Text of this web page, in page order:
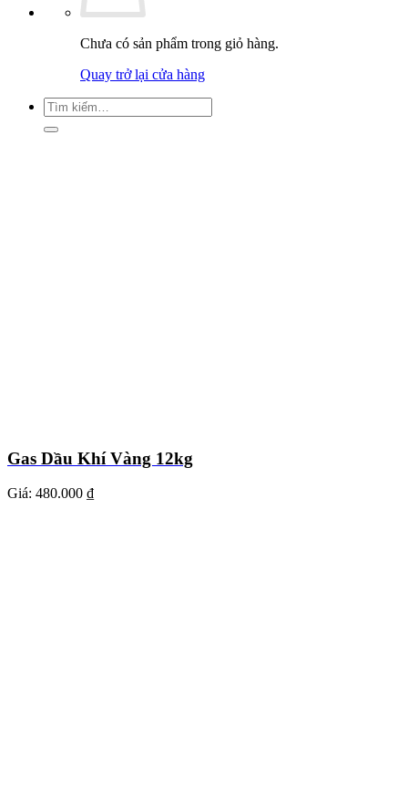
Chưa có sản phẩm trong giỏ hàng.
Quay trở lại cửa hàng
Tìm
kiếm:
Gas Dầu Khí Vàng 12kg
Giá: 480.000 ₫